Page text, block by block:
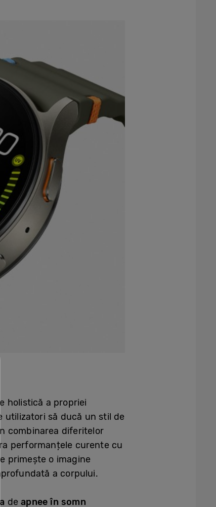
holistică a propriei
utilizatori să ducă un stil de
combinarea diferitelor
performanțele curente cu
primește o imagine
a corpului.
deapnee în somn